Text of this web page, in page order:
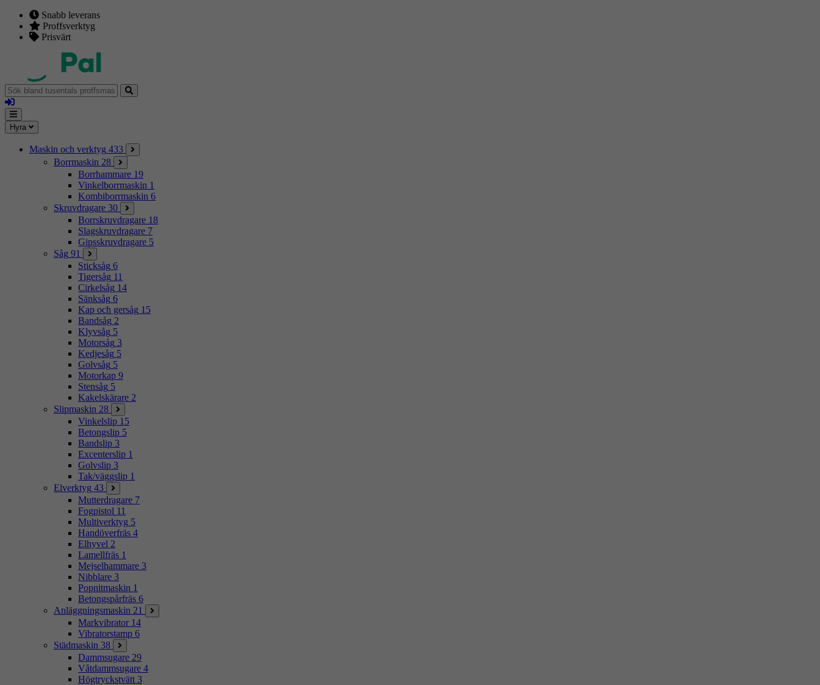
Snabb leverans
Proffsverktyg
Prisvärt
Sök
bland
tusentals
proffsmaskiner
Logga
in
Mina
sidor
Meny
Hyra
Maskin och verktyg 433
Borrmaskin 28
Borrhammare 19
Vinkelborrmaskin 1
Kombiborrmaskin 6
Skruvdragare 30
Borrskruvdragare 18
Slagskruvdragare 7
Gipsskruvdragare 5
Såg 91
Sticksåg 6
Tigersåg 11
Cirkelsåg 14
Sänksåg 6
Kap och gersåg 15
Bandsåg 2
Klyvsåg 5
Motorsåg 3
Kedjesåg 5
Golvsåg 5
Motorkap 9
Stensåg 5
Kakelskärare 2
Slipmaskin 28
Vinkelslip 15
Betongslip 5
Bandslip 3
Excenterslip 1
Golvslip 3
Tak/väggslip 1
Elverktyg 43
Mutterdragare 7
Fogpistol 11
Multiverktyg 5
Handöverfräs 4
Elhyvel 2
Lamellfräs 1
Mejselhammare 3
Nibblare 3
Popnitmaskin 1
Betongspårfräs 6
Anläggningsmaskin 21
Markvibrator 14
Vibratorstamp 6
Städmaskin 38
Dammsugare 29
Våtdammsugare 4
Högtryckstvätt 3